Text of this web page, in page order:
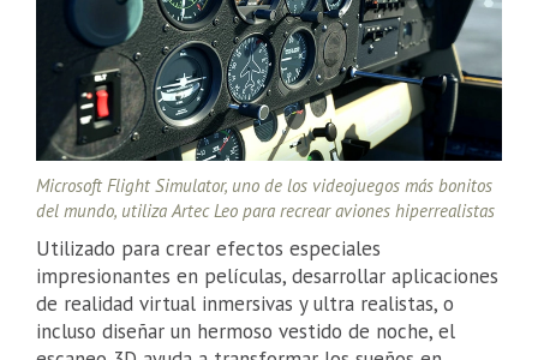
Microsoft Flight Simulator, uno de los videojuegos más bonitos
del mundo, utiliza Artec Leo para recrear aviones hiperrealistas
Utilizado para crear efectos especiales
impresionantes en películas, desarrollar aplicaciones
de realidad virtual inmersivas y ultra realistas, o
incluso diseñar un hermoso vestido de noche, el